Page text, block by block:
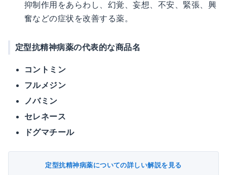
抑制作用をあらわし、幻覚、妄想、不安、緊張、興
奮などの症状を改善する薬。
定型抗精神病薬の代表的な商品名
コントミン
フルメジン
ノバミン
セレネース
ドグマチール
定型抗精神病薬についての詳しい解説を見る